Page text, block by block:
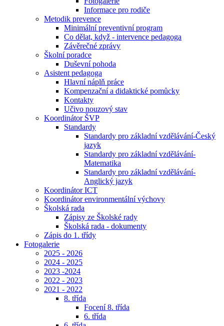
Informace pro rodiče
Metodik prevence
Minimální preventivní program
Co dělat, když - intervence pedagoga
Závěrečné zprávy
Školní poradce
Duševní pohoda
Asistent pedagoga
Hlavní náplň práce
Kompenzační a didaktické pomůcky
Kontakty
Učivo nouzový stav
Koordinátor ŠVP
Standardy
Standardy pro základní vzdělávání-Český
jazyk
Standardy pro základní vzdělávání-
Matematika
Standardy pro základní vzdělávání-
Anglický jazyk
Koordinátor ICT
Koordinátor environmentální výchovy
Školská rada
Zápisy ze Školské rady
Školská rada - dokumenty
Zápis do 1. třídy
Fotogalerie
2025 - 2026
2024 - 2025
2023 -2024
2022 - 2023
2021 - 2022
8. třída
Focení 8. třída
6. třída